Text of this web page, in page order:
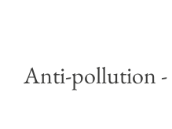
Soldes
Anti-pollution -